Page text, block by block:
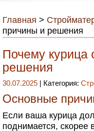
Главная >
причины и решения
Почему курица
решения
30.07.2025 | Категория:
Основные
Если ваша курица
поднимается, скорее